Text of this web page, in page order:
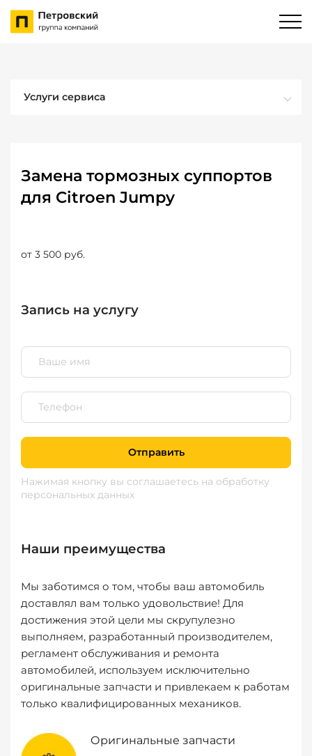
Услуги сервиса
Замена тормозных суппортов
для Citroen Jumpy
от 3 500 руб.
Запись на услугу
Отправить
Нажимая кнопку вы соглашаетесь на обработку
персональных данных
Наши преимущества
Мы заботимся о том, чтобы ваш автомобиль
доставлял вам только удовольствие! Для
достижения этой цели мы скрупулезно
выполняем, разработанный производителем,
регламент обслуживания и ремонта
автомобилей, используем исключительно
оригинальные запчасти и привлекаем к работам
только квалифицированных механиков.
Оригинальные запчасти